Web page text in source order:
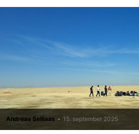
Andreas Selliaas - 15. september 2025